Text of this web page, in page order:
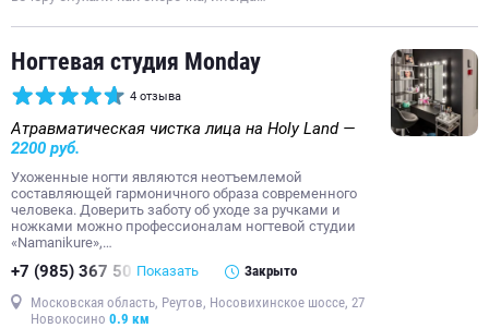
Ногтевая студия Monday
4 отзыва
Атравматическая чистка лица на Holy Land —
2200 руб.
Ухоженные ногти являются неотъемлемой
составляющей гармоничного образа современного
человека. Доверить заботу об уходе за ручками и
ножками можно профессионалам ногтевой студии
«Namanikure»,…
+7 (985) 367 50 Показать Закрыто
Московская область, Реутов, Носовихинское шоссе, 27
Новокосино 0.9 км